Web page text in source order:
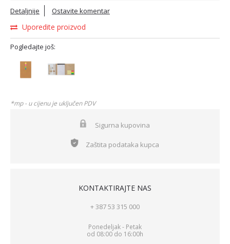
Detaljnije Ostavite komentar
Uporedite proizvod
Pogledajte još:
*mp - u cijenu je uključen PDV
Sigurna kupovina
Zaštita podataka kupca
KONTAKTIRAJTE NAS
+ 387 53 315 000
Ponedeljak - Petak
od 08:00 do 16:00h